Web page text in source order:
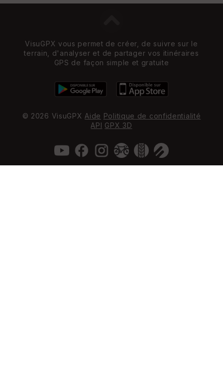
VisuGPX vous permet de créer, de suivre sur le
terrain, d'analyser et de partager vos itinéraires
GPS de façon simple et gratuite
© 2026 VisuGPX Aide Politique de confidentialité
API GPX 3D